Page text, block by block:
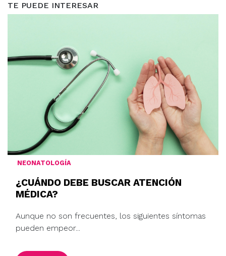
TE PUEDE INTERESAR
NEONATOLOGÍA
¿CUÁNDO DEBE BUSCAR ATENCIÓN
MÉDICA?
Aunque no son frecuentes, los siguientes síntomas
pueden empeor...